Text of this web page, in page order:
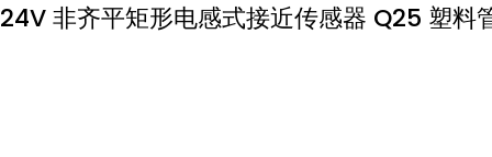
24V 非齐平矩形电感式接近传感器 Q25 塑料